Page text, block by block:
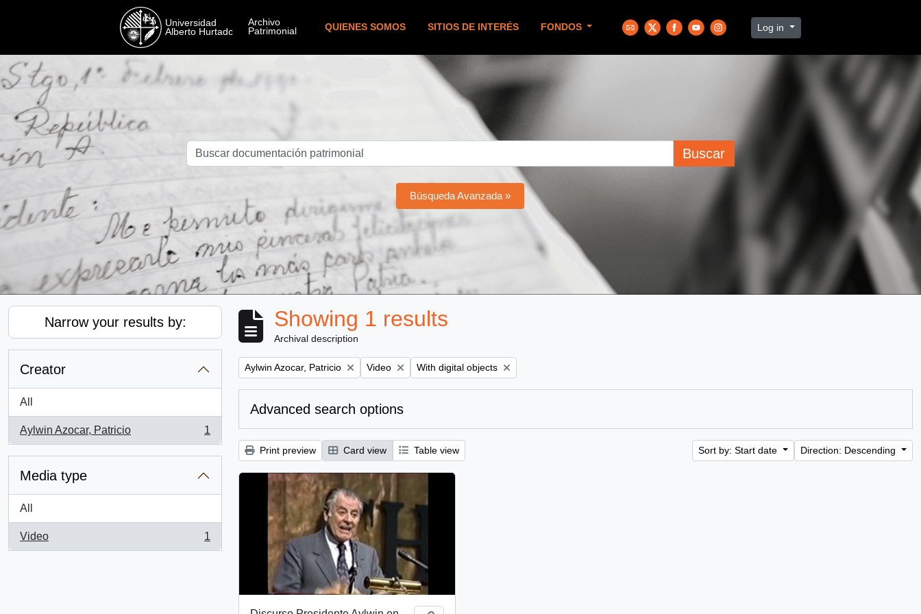
QUIENES SOMOS SITIOS DE INTERÉS FONDOS Log in
Buscar
Búsqueda Avanzada »
Narrow your results by:
Creator
All
Aylwin Azocar, Patricio
, 1 results
1
Media type
All
Video
, 1 results
1
Showing 1 results
Archival description
Remove filter:
Aylwin Azocar, Patricio Remove filter:
Video Remove filter:
With digital objects
Advanced search options
Print preview Card view Table view Sort by: Start date Direction: Descending